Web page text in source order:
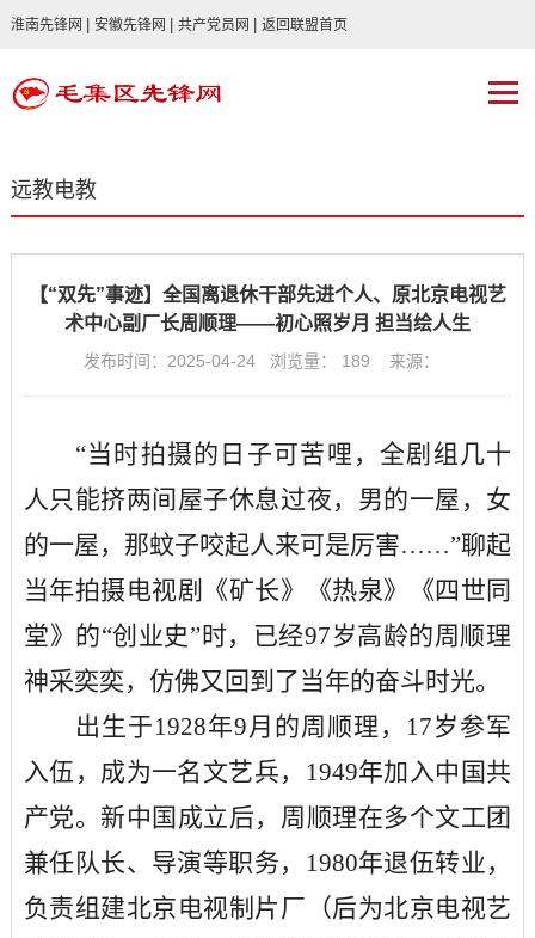
淮南先锋网 安徽先锋网 共产党员网 返回联盟首页
远教电教
【“双先”事迹】全国离退休干部先进个人、原北京电视艺
术中心副厂长周顺理——初心照岁月 担当绘人生
发布时间：2025-04-24 浏览量： 189 来源：
“当时拍摄的日子可苦哩，全剧组几十
人只能挤两间屋子休息过夜，男的一屋，女
的一屋，那蚊子咬起人来可是厉害……”聊起
当年拍摄电视剧《矿长》《热泉》《四世同
堂》的“创业史”时，已经97岁高龄的周顺理
神采奕奕，仿佛又回到了当年的奋斗时光。
出生于1928年9月的周顺理，17岁参军
入伍，成为一名文艺兵，1949年加入中国共
产党。新中国成立后，周顺理在多个文工团
兼任队长、导演等职务，1980年退伍转业，
负责组建北京电视制片厂（后为北京电视艺